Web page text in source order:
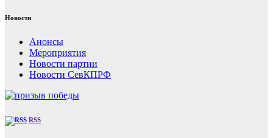
Новости
Анонсы
Мероприятия
Новости партии
Новости СевКПРФ
RSS